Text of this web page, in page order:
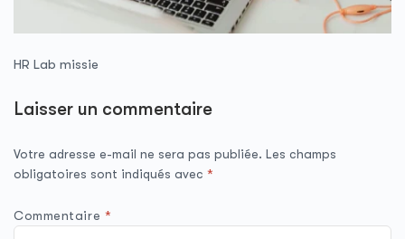
HR Lab missie
Laisser un commentaire
Votre adresse e-mail ne sera pas publiée. Les champs
obligatoires sont indiqués avec *
Commentaire *